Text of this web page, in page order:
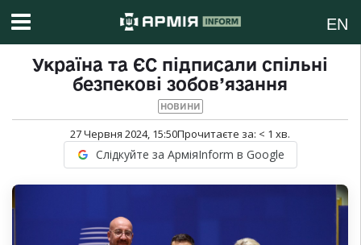
EN
Україна та ЄС підписали спільні
безпекові зобов’язання
НОВИНИ
27 Червня 2024, 15:50Прочитаєте за: < 1 хв.
Слідкуйте за АрміяInform в Google